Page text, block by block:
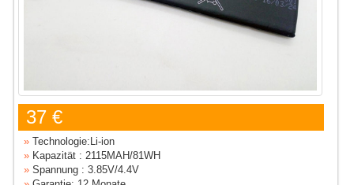
37 €
» Technologie:Li-ion
» Kapazität : 2115MAH/81WH
» Spannung : 3.85V/4.4V